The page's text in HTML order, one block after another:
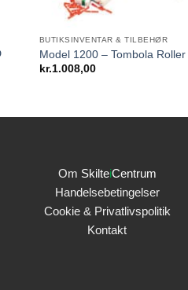
BUTIKSINVENTAR & TILBEHØR
Model 1200 – Tombola Roller
kr.1.008,00
Om SkilteiCentrum
Handelsebetingelser
Cookie & Privatlivspolitik
Kontakt